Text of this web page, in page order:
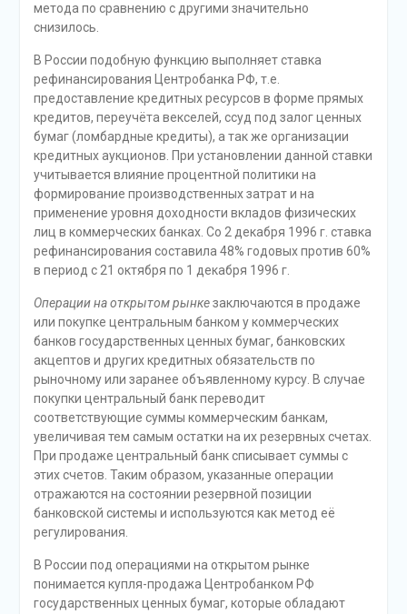
метода по сравнению с другими значительно
снизилось.
В России подобную функцию выполняет ставка
рефинансирования Центробанка РФ, т.е.
предоставление кредитных ресурсов в форме прямых
кредитов, переучёта векселей, ссуд под залог ценных
бумаг (ломбардные кредиты), а так же организации
кредитных аукционов. При установлении данной ставки
учитывается влияние процентной политики на
формирование производственных затрат и на
применение уровня доходности вкладов физических
лиц в коммерческих банках. Со 2 декабря 1996 г. ставка
рефинансирования составила 48% годовых против 60%
в период с 21 октября по 1 декабря 1996 г.
Операции на открытом рынкезаключаются в продаже
или покупке центральным банком у коммерческих
банков государственных ценных бумаг, банковских
акцептов и других кредитных обязательств по
рыночному или заранее объявленному курсу. В случае
покупки центральный банк переводит
соответствующие суммы коммерческим банкам,
увеличивая тем самым остатки на их резервных счетах.
При продаже центральный банк списывает суммы с
этих счетов. Таким образом, указанные операции
отражаются на состоянии резервной позиции
банковской системы и используются как метод её
регулирования.
В России под операциями на открытом рынке
понимается купля-продажа Центробанком РФ
государственных ценных бумаг, которые обладают